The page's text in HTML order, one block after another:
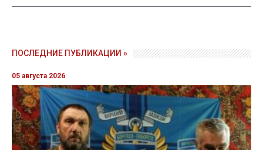
ПОСЛЕДНИЕ ПУБЛИКАЦИИ »
05 августа 2026